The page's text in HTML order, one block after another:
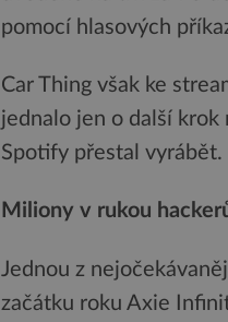
pomocí hlasových
Car Thing však ke
jednalo jen o další krok
Spotify přestal vyrábět.
Miliony v rukou
Jednou z
začátku roku Axie